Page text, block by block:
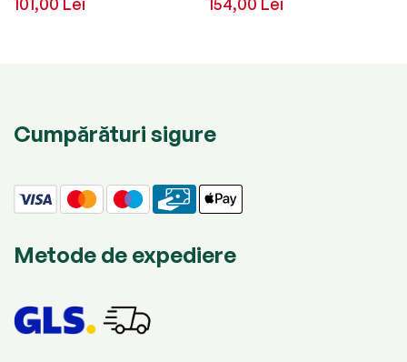
Cumpărături sigure
Metode de expediere